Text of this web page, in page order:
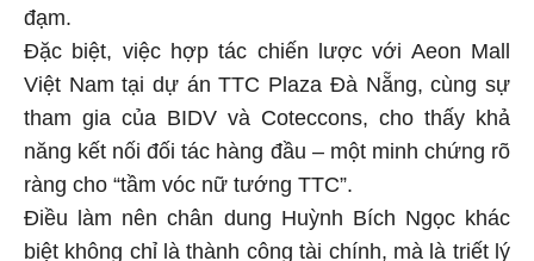
đạm.
Đặc biệt, việc hợp tác chiến lược với Aeon Mall
Việt Nam tại dự án TTC Plaza Đà Nẵng, cùng sự
tham gia của BIDV và Coteccons, cho thấy khả
năng kết nối đối tác hàng đầu – một minh chứng rõ
ràng cho “tầm vóc nữ tướng TTC”.
Điều làm nên chân dung Huỳnh Bích Ngọc khác
biệt không chỉ là thành công tài chính, mà là triết lý